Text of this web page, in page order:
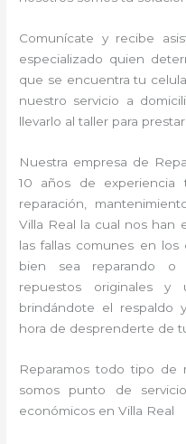
Comunícate y recibe
especializado quien
que se encuentra tu
nuestro servicio a
llevarlo al taller para
Nuestra empresa de
10 años de experiencia
reparación,
Villa Real la cual nos han
las fallas comunes en
bien sea reparando o
repuestos originales y
brindándote el respaldo
hora de desprenderte de
Reparamos todo tipo de
somos punto de
económicos en Villa Real